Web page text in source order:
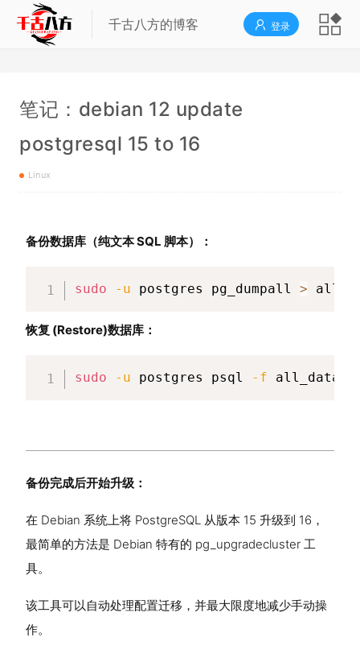
千古八方的博客 登录
笔记：debian 12 update
postgresql 15 to 16
Linux
备份数据库（纯文本 SQL 脚本）：
sudo -u postgres pg_dumpall >
恢复 (Restore)数据库：
sudo -u postgres psql -f
备份完成后开始升级：
在 Debian 系统上将 PostgreSQL 从版本 15 升级到 16，
最简单的方法是 Debian 特有的 pg_upgradecluster 工
具。
该工具可以自动处理配置迁移，并最大限度地减少手动操
作。